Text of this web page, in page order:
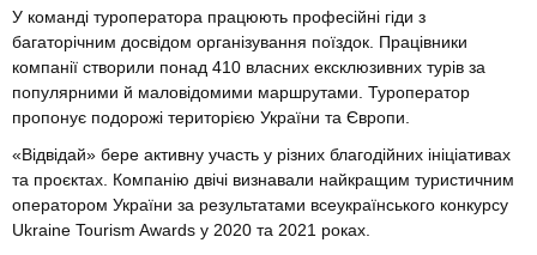
У команді туроператора працюють професійні гіди з
багаторічним досвідом організування поїздок. Працівники
компанії створили понад 410 власних ексклюзивних турів за
популярними й маловідомими маршрутами. Туроператор
пропонує подорожі територією України та Європи.
«Відвідай» бере активну участь у різних благодійних ініціативах
та проєктах. Компанію двічі визнавали найкращим туристичним
оператором України за результатами всеукраїнського конкурсу
Ukraine Tourism Awards у 2020 та 2021 роках.